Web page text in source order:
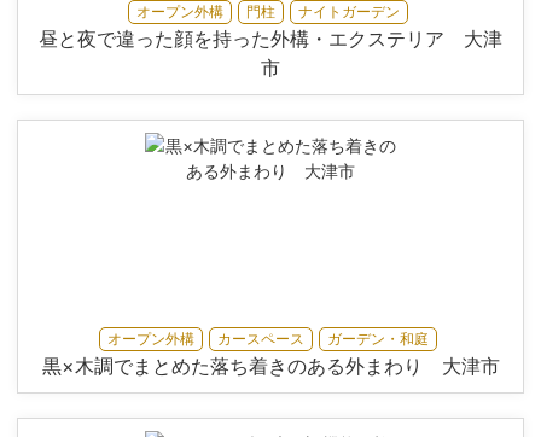
オープン外構 門柱 ナイトガーデン
昼と夜で違った顔を持った外構・エクステリア 大津
市
オープン外構 カースペース ガーデン・和庭
黒×木調でまとめた落ち着きのある外まわり 大津市